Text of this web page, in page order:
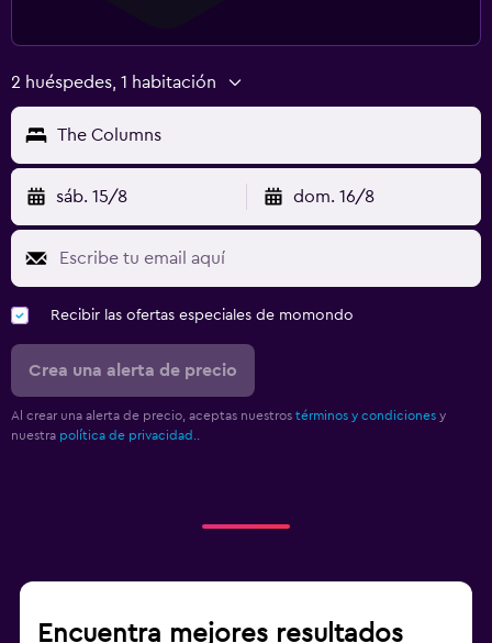
2 huéspedes, 1 habitación
The Columns
sáb. 15/8 dom. 16/8
Recibir las ofertas especiales de momondo
Crea una alerta de precio
Al crear una alerta de precio, aceptas nuestros términos y condiciones y
nuestra política de privacidad.
Encuentra mejores resultados